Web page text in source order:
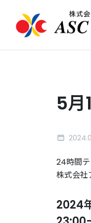
5月
24時間
株式会社
2024